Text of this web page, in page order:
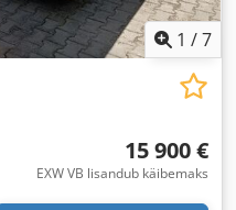
1 /7
15 900 €
EXW VB lisandub käibemaks